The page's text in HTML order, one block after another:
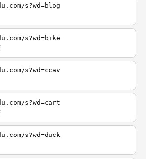
s?wd=blog
s?wd=bike
s?wd=ccav
s?wd=cart
s?wd=duck